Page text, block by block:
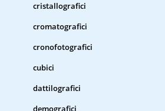
cristallografici
cromatografici
cronofotografici
cubici
dattilografici
demografici